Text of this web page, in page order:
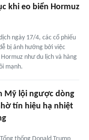
khi eo biển Hormuz
ngày 17/4, các cổ phiếu
bị ảnh hưởng bởi việc
như du lịch và hàng
mạnh.
Mỹ lội ngược dòng
tín hiệu hạ nhiệt
thống Donald Trump